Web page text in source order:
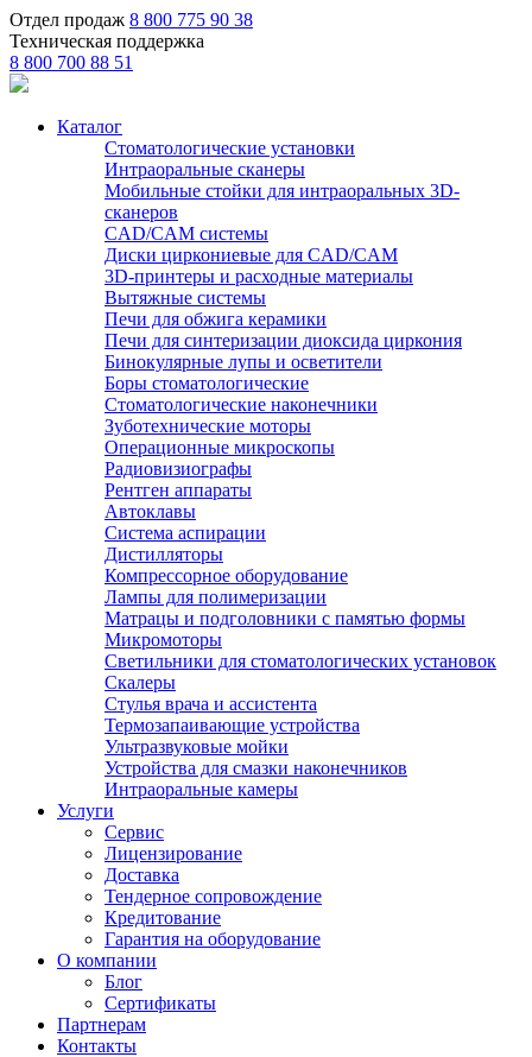
Отдел продаж 8 800 775 90 38
Техническая поддержка
8 800 700 88 51
Каталог
Стоматологические установки
Интраоральные сканеры
Мобильные стойки для интраоральных 3D-
сканеров
CAD/CAM системы
Диски циркониевые для CAD/CAM
3D-принтеры и расходные материалы
Вытяжные системы
Печи для обжига керамики
Печи для синтеризации диоксида циркония
Бинокулярные лупы и осветители
Боры стоматологические
Стоматологические наконечники
Зуботехнические моторы
Операционные микроскопы
Радиовизиографы
Рентген аппараты
Автоклавы
Система аспирации
Дистилляторы
Компрессорное оборудование
Лампы для полимеризации
Матрацы и подголовники с памятью формы
Микромоторы
Светильники для стоматологических установок
Скалеры
Стулья врача и ассистента
Термозапаивающие устройства
Ультразвуковые мойки
Устройства для смазки наконечников
Интраоральные камеры
Услуги
Сервис
Лицензирование
Доставка
Тендерное сопровождение
Кредитование
Гарантия на оборудование
О компании
Блог
Сертификаты
Партнерам
Контакты